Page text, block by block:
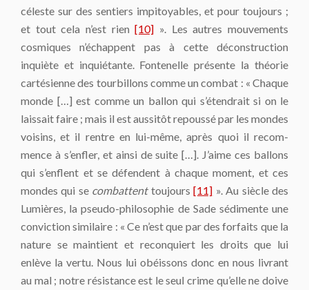
céleste sur des sentiers impitoyables, et pour toujours ;
et tout cela n’est rien[10] ». Les autres mouvements
cosmiques n’échappent pas à cette déconstruction
inquiète et inquiétante. Fontenelle présente la théorie
cartésienne des tourbillons comme un combat : « Chaque
monde […] est comme un ballon qui s’étendrait si on le
laissait faire ; mais il est aussitôt repoussé par les mondes
voisins, et il rentre en lui-même, après quoi il recom­
mence à s’enfler, et ainsi de suite […]. J’aime ces ballons
qui s’enflent et se défendent à chaque moment, et ces
mondes qui se combattenttoujours[11] ». Au siècle des
Lumières, la pseudo-philosophie de Sade sédimente une
conviction similaire : « Ce n’est que par des forfaits que la
nature se maintient et reconquiert les droits que lui
enlève la vertu. Nous lui obéissons donc en nous livrant
au mal ; notre ré­sistance est le seul crime qu’elle ne doive